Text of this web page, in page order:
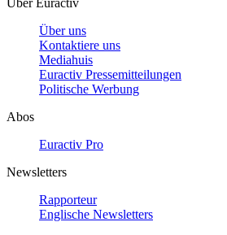
Über Euractiv
Über uns
Kontaktiere uns
Mediahuis
Euractiv Pressemitteilungen
Politische Werbung
Abos
Euractiv Pro
Newsletters
Rapporteur
Englische Newsletters